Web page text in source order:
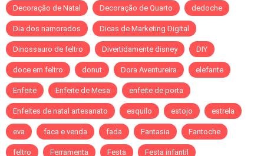
Decoração de Natal Decoração de Quarto dedoche
Dia dos namorados Dicas de Marketing Digital
Dinossauro de feltro Divertidamente disney DIY
doce em feltro donut Dora Aventureira elefante
Enfeite Enfeite de Mesa enfeite de porta
Enfeites de natal artesanato esquilo estojo estrela
eva faca e venda fada Fantasia Fantoche
feltro Ferramenta Festa Festa infantil